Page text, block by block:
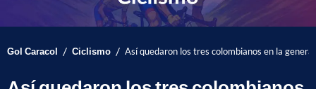
Gol Caracol / Ciclismo / Así quedaron los tres colombianos en la